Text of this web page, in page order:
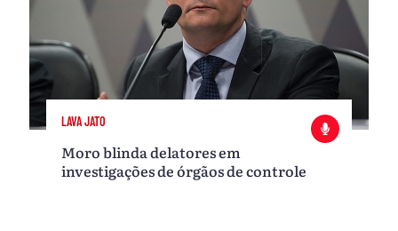
LAVA JATO
Moro blinda delatores em
investigações de órgãos de controle